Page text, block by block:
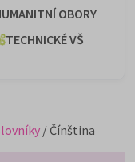
OBORY
TECHNICKÉ VŠ
/ Čínština